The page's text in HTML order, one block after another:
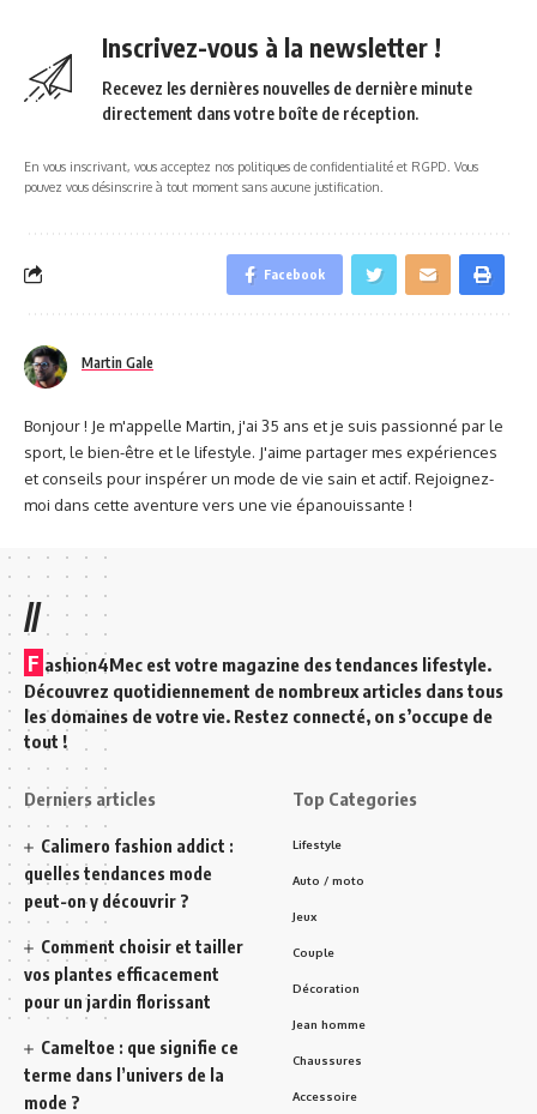
Inscrivez-vous à la newsletter !
Recevez les dernières nouvelles de dernière minute
directement dans votre boîte de réception.
En vous inscrivant, vous acceptez nos politiques de confidentialité et RGPD. Vous
pouvez vous désinscrire à tout moment sans aucune justification.
Facebook
Martin Gale
Bonjour ! Je m'appelle Martin, j'ai 35 ans et je suis passionné par le
sport, le bien-être et le lifestyle. J'aime partager mes expériences
et conseils pour inspérer un mode de vie sain et actif. Rejoignez-
moi dans cette aventure vers une vie épanouissante !
//
F ashion4Mec est votre magazine des tendances lifestyle.
Découvrez quotidiennement de nombreux articles dans tous
les domaines de votre vie. Restez connecté, on s’occupe de
tout !
Derniers articles
Calimero fashion addict :
quelles tendances mode
peut-on y découvrir ?
Comment choisir et tailler
vos plantes efficacement
pour un jardin florissant
Cameltoe : que signifie ce
terme dans l’univers de la
mode ?
Top Categories
Lifestyle
Auto / moto
Jeux
Couple
Décoration
Jean homme
Chaussures
Accessoire